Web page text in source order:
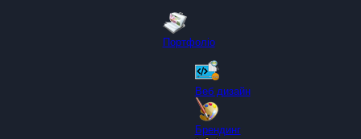
Портфоліо
Веб дизайн
Брендинг